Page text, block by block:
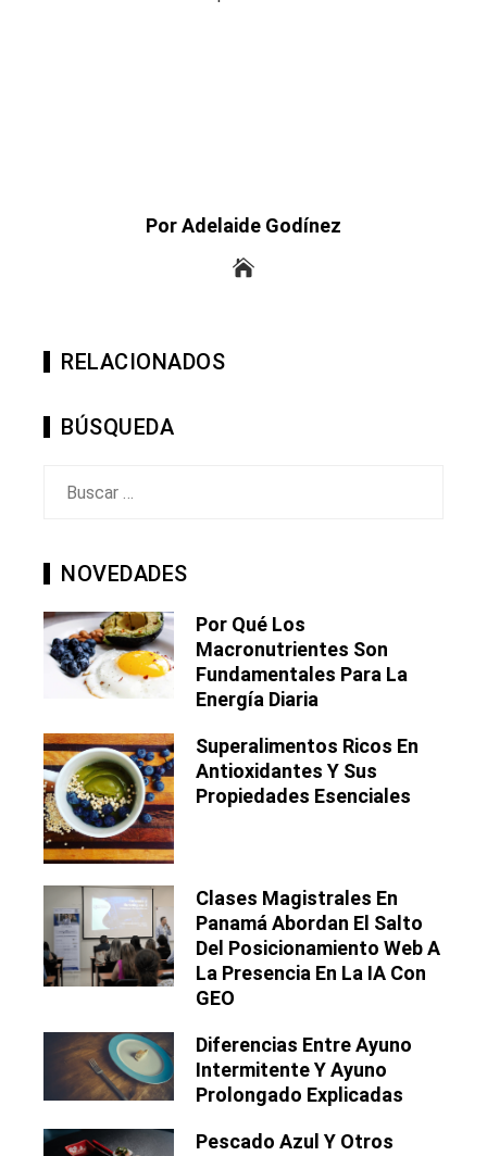
Por Adelaide Godínez
RELACIONADOS
BÚSQUEDA
NOVEDADES
Por Qué Los
Macronutrientes Son
Fundamentales Para La
Energía Diaria
Superalimentos Ricos En
Antioxidantes Y Sus
Propiedades Esenciales
Clases Magistrales En
Panamá Abordan El Salto
Del Posicionamiento Web A
La Presencia En La IA Con
GEO
Diferencias Entre Ayuno
Intermitente Y Ayuno
Prolongado Explicadas
Pescado Azul Y Otros